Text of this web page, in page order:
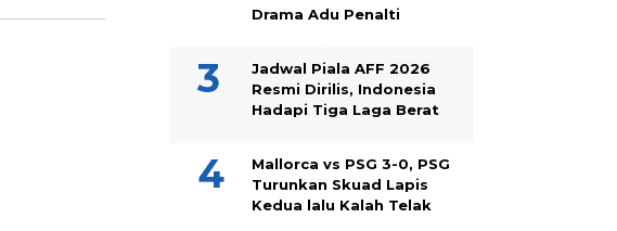
Drama Adu Penalti
Jadwal Piala AFF 2026
Resmi Dirilis, Indonesia
Hadapi Tiga Laga Berat
Mallorca vs PSG 3-0, PSG
Turunkan Skuad Lapis
Kedua lalu Kalah Telak